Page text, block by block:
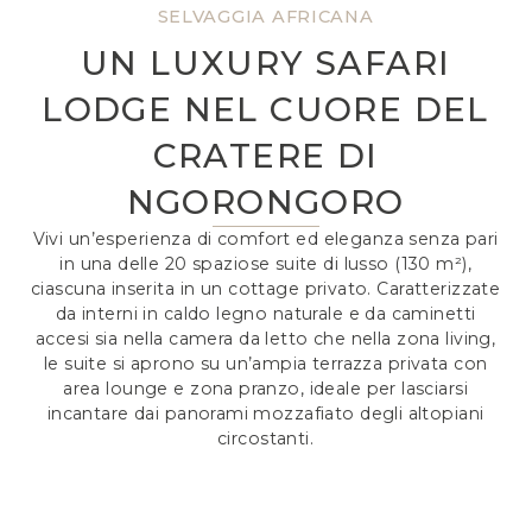
SELVAGGIA AFRICANA
UN LUXURY SAFARI
LODGE NEL CUORE DEL
CRATERE DI
NGORONGORO
Vivi un’esperienza di comfort ed eleganza senza pari
in una delle 20 spaziose suite di lusso (130 m²),
ciascuna inserita in un cottage privato. Caratterizzate
da interni in caldo legno naturale e da caminetti
accesi sia nella camera da letto che nella zona living,
le suite si aprono su un’ampia terrazza privata con
area lounge e zona pranzo, ideale per lasciarsi
incantare dai panorami mozzafiato degli altopiani
circostanti.